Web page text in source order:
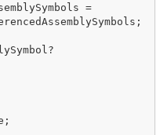
=
;
?
;